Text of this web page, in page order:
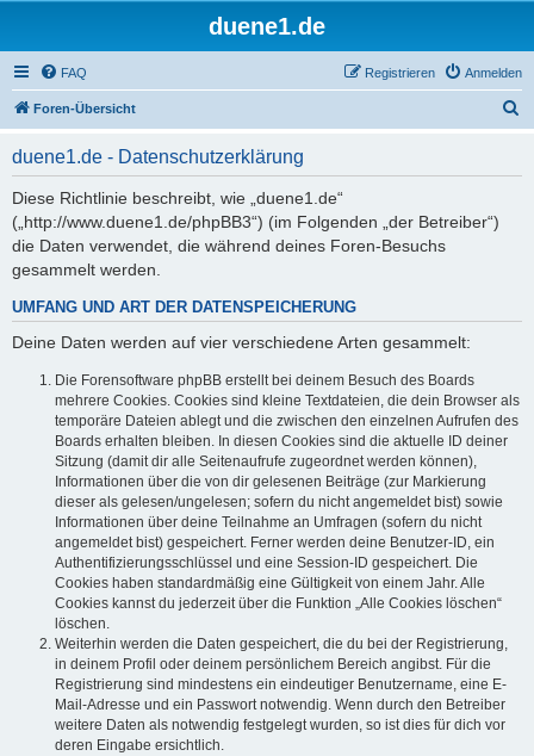
duene1.de
FAQ Anmelden
Registrieren
Foren-Übersicht
duene1.de - Datenschutzerklärung
Diese Richtlinie beschreibt, wie „duene1.de“
(„http://www.duene1.de/phpBB3“) (im Folgenden „der Betreiber“)
die Daten verwendet, die während deines Foren-Besuchs
gesammelt werden.
UMFANG UND ART DER DATENSPEICHERUNG
Deine Daten werden auf vier verschiedene Arten gesammelt:
Die Forensoftware phpBB erstellt bei deinem Besuch des Boards
mehrere Cookies. Cookies sind kleine Textdateien, die dein Browser als
temporäre Dateien ablegt und die zwischen den einzelnen Aufrufen des
Boards erhalten bleiben. In diesen Cookies sind die aktuelle ID deiner
Sitzung (damit dir alle Seitenaufrufe zugeordnet werden können),
Informationen über die von dir gelesenen Beiträge (zur Markierung
dieser als gelesen/ungelesen; sofern du nicht angemeldet bist) sowie
Informationen über deine Teilnahme an Umfragen (sofern du nicht
angemeldet bist) gespeichert. Ferner werden deine Benutzer-ID, ein
Authentifizierungsschlüssel und eine Session-ID gespeichert. Die
Cookies haben standardmäßig eine Gültigkeit von einem Jahr. Alle
Cookies kannst du jederzeit über die Funktion „Alle Cookies löschen“
löschen.
Weiterhin werden die Daten gespeichert, die du bei der Registrierung,
in deinem Profil oder deinem persönlichem Bereich angibst. Für die
Registrierung sind mindestens ein eindeutiger Benutzername, eine E-
Mail-Adresse und ein Passwort notwendig. Wenn durch den Betreiber
weitere Daten als notwendig festgelegt wurden, so ist dies für dich vor
deren Eingabe ersichtlich.